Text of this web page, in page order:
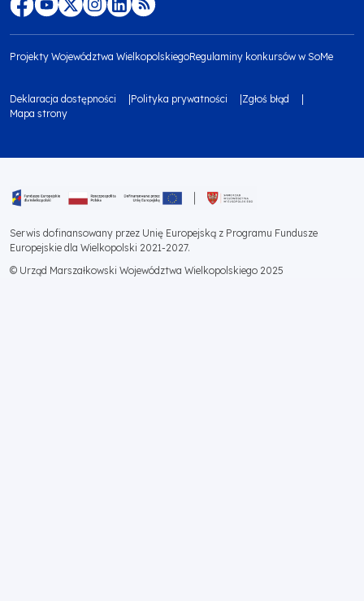
Menu
footer
społecznościowe
top
footer
Projekty Województwa WielkopolskiegoRegulaminy konkursów w SoMe
Menu
footer
2
Deklaracja dostępności Polityka prywatności
Zgłoś błąd
Mapa strony
Serwis dofinansowany przez Unię Europejską z Programu Fundusze
Europejskie dla Wielkopolski 2021-2027.
© Urząd Marszałkowski Województwa Wielkopolskiego 2025